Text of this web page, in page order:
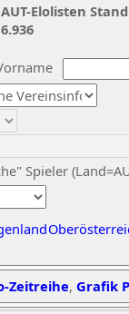
Spieler
AUT-Elolisten
6.936
Zeitreihe, Grafik